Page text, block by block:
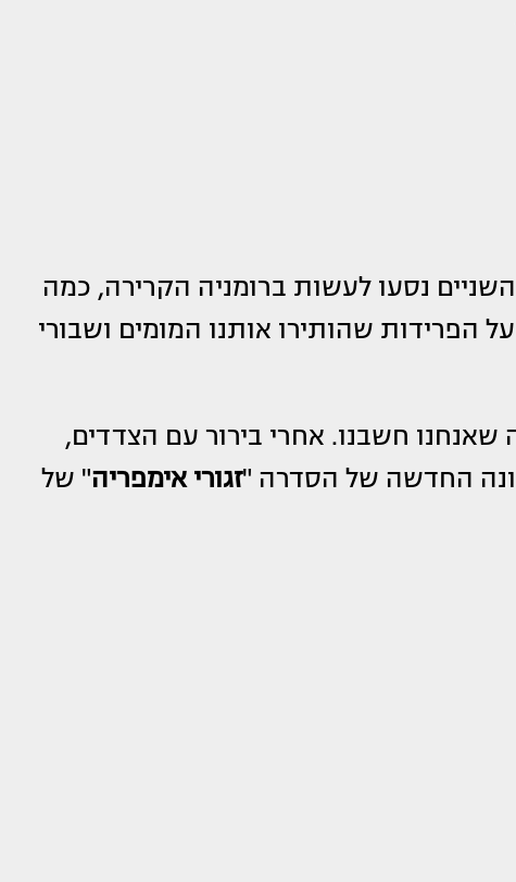
נסעו לעשות ברומניה הקרירה, כמה
הפרידות שהותירו אותנו המומים ושבורי
חשבנו. אחרי בירור עם הצדדים,
החדשה של הסדרה "זגורי אימפריה" של